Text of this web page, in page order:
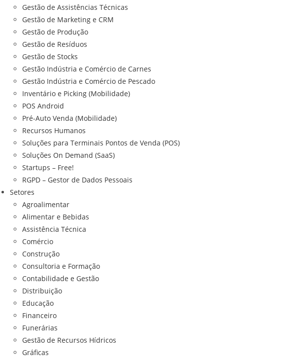
Gestão de Assistências Técnicas
Gestão de Marketing e CRM
Gestão de Produção
Gestão de Resíduos
Gestão de Stocks
Gestão Indústria e Comércio de Carnes
Gestão Indústria e Comércio de Pescado
Inventário e Picking (Mobilidade)
POS Android
Pré-Auto Venda (Mobilidade)
Recursos Humanos
Soluções para Terminais Pontos de Venda (POS)
Soluções On Demand (SaaS)
Startups – Free!
RGPD – Gestor de Dados Pessoais
Setores
Agroalimentar
Alimentar e Bebidas
Assistência Técnica
Comércio
Construção
Consultoria e Formação
Contabilidade e Gestão
Distribuição
Educação
Financeiro
Funerárias
Gestão de Recursos Hídricos
Gráficas